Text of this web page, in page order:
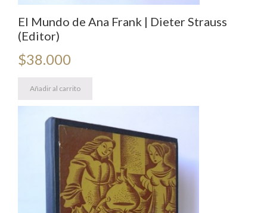
El Mundo de Ana Frank | Dieter Strauss
(Editor)
$38.000
Añadir al carrito